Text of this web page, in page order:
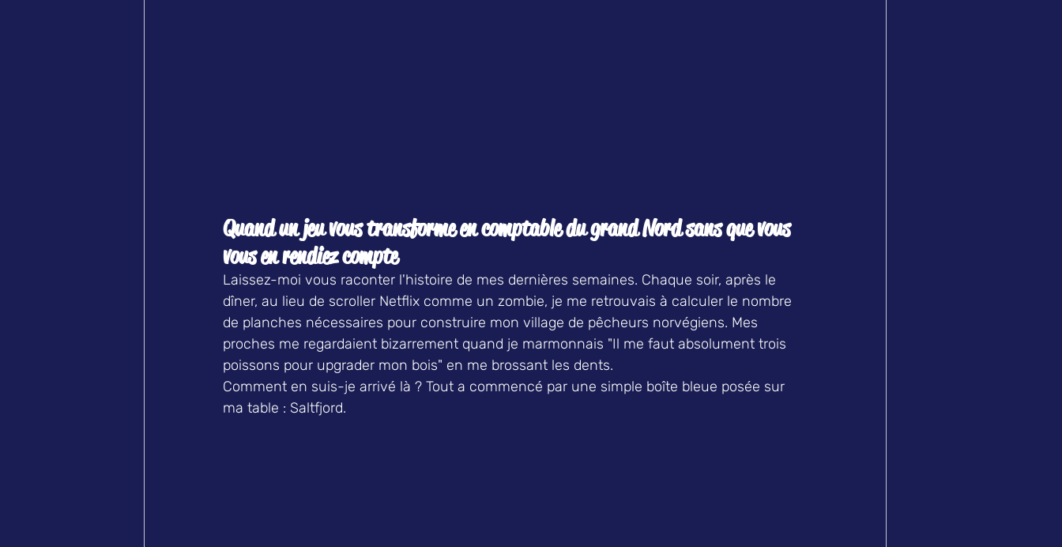
Quand un jeu vous transforme en comptable du grand Nord sans que vous
vous en rendiez compte
Laissez-moi vous raconter l'histoire de mes dernières semaines. Chaque soir, après le
dîner, au lieu de scroller Netflix comme un zombie, je me retrouvais à calculer le nombre
de planches nécessaires pour construire mon village de pêcheurs norvégiens. Mes
proches me regardaient bizarrement quand je marmonnais "Il me faut absolument trois
poissons pour upgrader mon bois" en me brossant les dents.
Comment en suis-je arrivé là ? Tout a commencé par une simple boîte bleue posée sur
ma table : Saltfjord.